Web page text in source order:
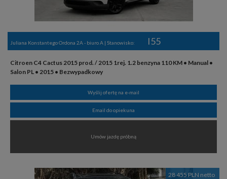
Juliana Konstantego Ordona 2A - biuro A | Stanowisko: I55
Citroen C4 Cactus 2015 prod. / 2015 1rej. 1.2 benzyna 110 KM • Manual •
Salon PL • 2015 • Bezwypadkowy
Wyślij ofertę na e-mail
Email do opiekuna
Umów jazdę próbną
28 455 PLN netto